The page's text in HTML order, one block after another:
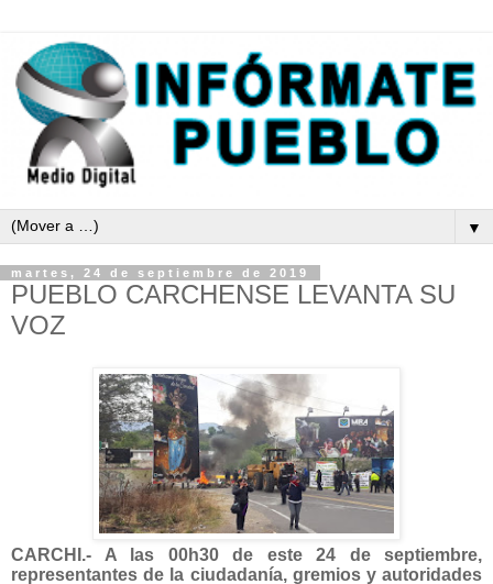
▼
martes, 24 de septiembre de 2019
PUEBLO CARCHENSE LEVANTA SU
VOZ
CARCHI.- A las 00h30 de este 24 de septiembre,
representantes de la ciudadanía, gremios y autoridades